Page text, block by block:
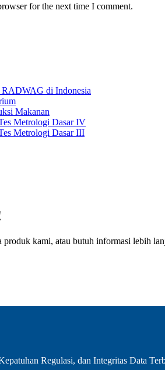
for the next time I comment.
RADWAG di Indonesia
Makanan
Metrologi Dasar IV
Metrologi Dasar III
kami, atau butuh informasi lebih
Regulasi, dan Integritas Data